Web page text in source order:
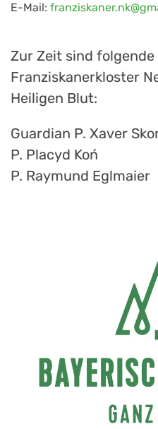
E-Mail:
Zur Zeit sind folgende
Franziskanerkloster
Heiligen Blut:
Guardian P. Xaver
P. Placyd Koń
P. Raymund Eglmaier